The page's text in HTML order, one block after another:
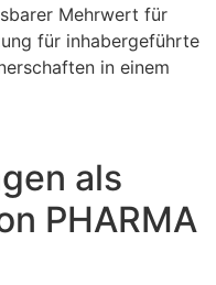
Mehrwert für
für inhabergeführte
in einem
als
PHARMA